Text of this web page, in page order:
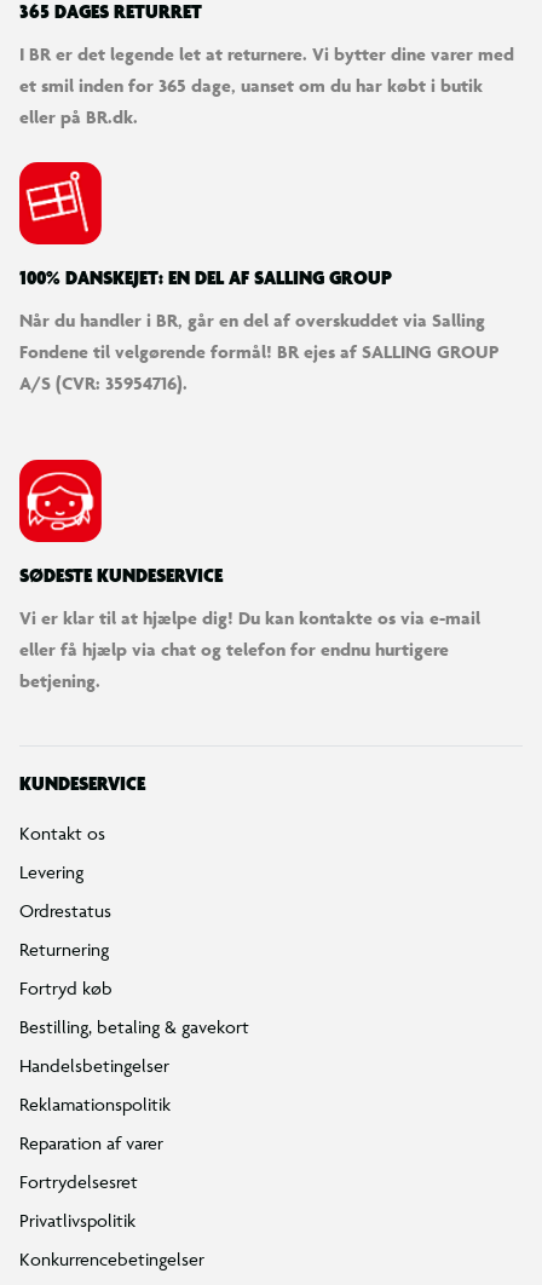
365 DAGES RETURRET
I BR er det legende let at returnere. Vi bytter dine varer med
et smil inden for 365 dage, uanset om du har købt i butik
eller på BR.dk.
100% DANSKEJET: EN DEL AF SALLING GROUP
Når du handler i BR, går en del af overskuddet via Salling
Fondene til velgørende formål! BR ejes af SALLING GROUP
A/S (CVR: 35954716).
SØDESTE KUNDESERVICE
Vi er klar til at hjælpe dig! Du kan kontakte os via e-mail
eller få hjælp via chat og telefon for endnu hurtigere
betjening.
KUNDESERVICE
Kontakt os
Levering
Ordrestatus
Returnering
Fortryd køb
Bestilling, betaling & gavekort
Handelsbetingelser
Reklamationspolitik
Reparation af varer
Fortrydelsesret
Privatlivspolitik
Konkurrencebetingelser